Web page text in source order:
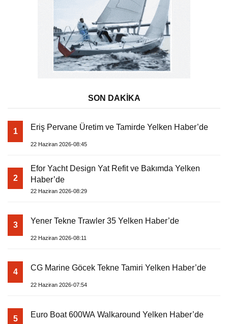
SON DAKİKA
1 Eriş Pervane Üretim ve Tamirde Yelken Haber’de
22 Haziran 2026-08:45
2
Efor Yacht Design Yat Refit ve Bakımda Yelken
Haber’de
22 Haziran 2026-08:29
3 Yener Tekne Trawler 35 Yelken Haber’de
22 Haziran 2026-08:11
4 CG Marine Göcek Tekne Tamiri Yelken Haber’de
22 Haziran 2026-07:54
5 Euro Boat 600WA Walkaround Yelken Haber’de